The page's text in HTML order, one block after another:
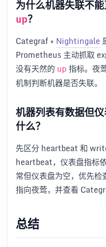
为什么机器失联不
up？
Categraf + Nightingale
Prometheus 主动抓取
没有天然的 up 指标。夜
机制判断机器是否失联。
机器列表有数据但
什么？
先区分 heartbeat 和
heartbeat，仪表盘指标
常但仪表盘为空，优先
指向夜莺，并查看
总结